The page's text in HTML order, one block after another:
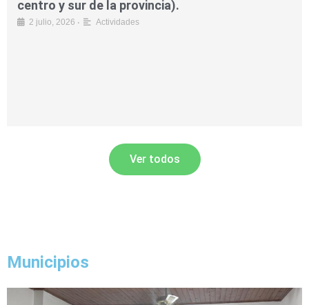
centro y sur de la provincia).
2 julio, 2026 • Actividades
Ver todos
Municipios